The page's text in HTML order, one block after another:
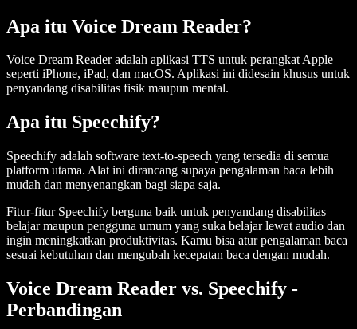
Apa itu Voice Dream Reader?
Voice Dream Reader adalah aplikasi TTS untuk perangkat Apple
seperti iPhone, iPad, dan macOS. Aplikasi ini didesain khusus untuk
penyandang disabilitas fisik maupun mental.
Apa itu Speechify?
Speechify adalah software text-to-speech yang tersedia di semua
platform utama. Alat ini dirancang supaya pengalaman baca lebih
mudah dan menyenangkan bagi siapa saja.
Fitur-fitur Speechify berguna baik untuk penyandang disabilitas
belajar maupun pengguna umum yang suka belajar lewat audio dan
ingin meningkatkan produktivitas. Kamu bisa atur pengalaman baca
sesuai kebutuhan dan mengubah kecepatan baca dengan mudah.
Voice Dream Reader vs. Speechify -
Perbandingan